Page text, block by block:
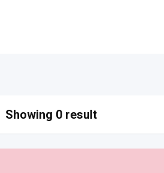
Showing 0 result